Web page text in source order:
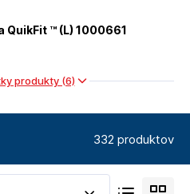
QuikFit ™ (L) 1000661
produkty (6)
332 produktov